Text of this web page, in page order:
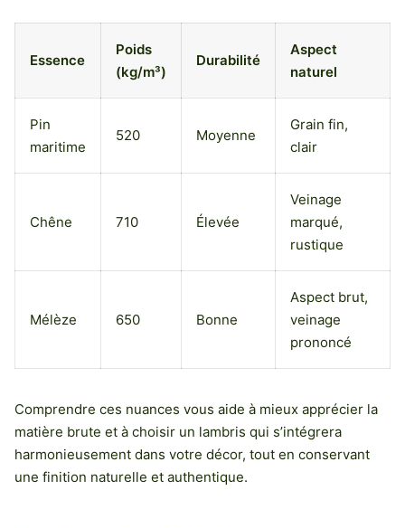
Essence
Poids
(kg/m³)
Durabilité
Aspect
naturel
Pin
maritime
520 Moyenne
Grain fin,
clair
Chêne 710 Élevée
Veinage
marqué,
rustique
Mélèze 650 Bonne
Aspect brut,
veinage
prononcé
Comprendre ces nuances vous aide à mieux apprécier la
matière brute et à choisir un lambris qui s’intégrera
harmonieusement dans votre décor, tout en conservant
une finition naturelle et authentique.